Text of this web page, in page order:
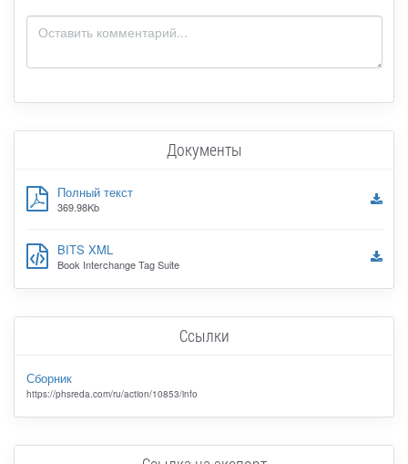
Документы
Полный текст
369.98Kb
BITS XML
Book Interchange Tag Suite
Ссылки
Сборник
https://phsreda.com/ru/action/10853/info